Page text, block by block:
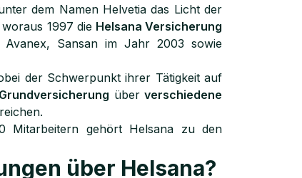
dem Namen Helvetia das Licht der
woraus 1997 die Helsana Versicherung
Sansan im Jahr 2003 sowie
der Schwerpunkt ihrer Tätigkeit auf
Grundversicherung überverschiedene
Mitarbeitern gehört Helsana zu den
über Helsana?